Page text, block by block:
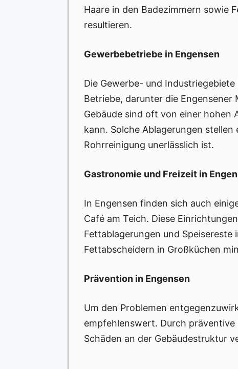
Haare in den Badezimmern sowie
resultieren.
Gewerbebetriebe in Engensen
Die Gewerbe- und
Betriebe, darunter die Engensener
Gebäude sind oft von einer hohen
kann. Solche Ablagerungen
Rohrreinigung unerlässlich ist.
Gastronomie und Freizeit in
In Engensen finden sich auch
Café am Teich. Diese
Fettablagerungen und
Fettabscheidern in Großküchen
Prävention in Engensen
Um den Problemen
empfehlenswert. Durch
Schäden an der Gebäudestruktur